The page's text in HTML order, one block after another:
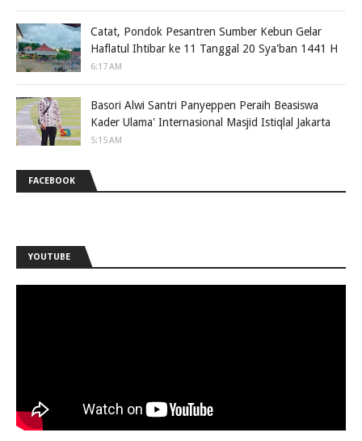
Catat, Pondok Pesantren Sumber Kebun Gelar
Haflatul Ihtibar ke 11 Tanggal 20 Sya'ban 1441 H
6:17 AM
Basori Alwi Santri Panyeppen Peraih Beasiswa
Kader Ulama' Internasional Masjid Istiqlal Jakarta
5:15 AM
FACEBOOK
YOUTUBE